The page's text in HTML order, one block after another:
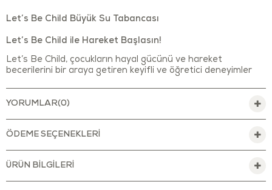
Let’s Be Child Büyük Su Tabancası
Let’s Be Child ile Hareket Başlasın!
Let’s Be Child, çocukların hayal gücünü ve hareket
becerilerini bir araya getiren keyifli ve öğretici deneyimler
becerisini destekleyen bir öğrenme yolculuğudur.
Let’s Be Child Büyük Su Tabancası ile tarzını yansıtmaya
Bu oyuncak, çocukların sadece eğlenmesini değil; aynı
zamanda motor becerilerinin, hayal güçlerinin ve hareket-
YORUMLAR(0)
ÖDEME SEÇENEKLERI
ÜRÜN BILGILERI